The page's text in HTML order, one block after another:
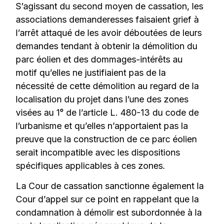
S’agissant du second moyen de cassation, les
associations demanderesses faisaient grief à
l’arrêt attaqué de les avoir déboutées de leurs
demandes tendant à obtenir la démolition du
parc éolien et des dommages-intérêts au
motif qu’elles ne justifiaient pas de la
nécessité de cette démolition au regard de la
localisation du projet dans l’une des zones
visées au 1° de l’article L. 480-13 du code de
l’urbanisme et qu’elles n’apportaient pas la
preuve que la construction de ce parc éolien
serait incompatible avec les dispositions
spécifiques applicables à ces zones.
La Cour de cassation sanctionne également la
Cour d’appel sur ce point en rappelant que la
condamnation à démolir est subordonnée à la